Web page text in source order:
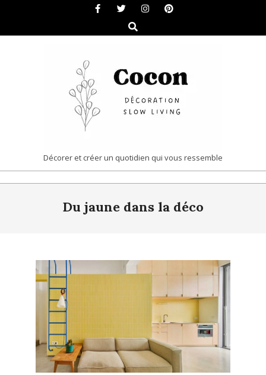
content
Search
COCON
|
DÉCORATION
LIVING
Décorer et créer un quotidien qui vous ressemble
Du jaune dans la déco